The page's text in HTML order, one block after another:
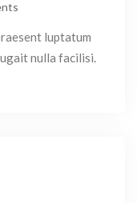
luptatum
nulla facilisi.